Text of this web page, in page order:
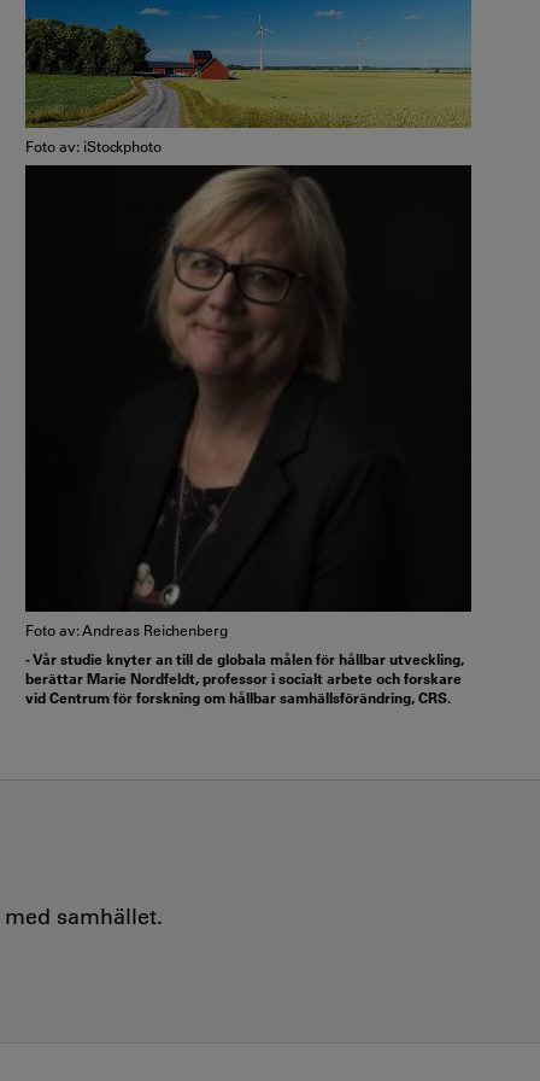
Foto av: iStockphoto
Foto av: Andreas Reichenberg
- Vår studie knyter an till de globala målen för hållbar utveckling,
berättar Marie Nordfeldt, professor i socialt arbete och forskare
vid Centrum för forskning om hållbar samhällsförändring, CRS.
samhället.